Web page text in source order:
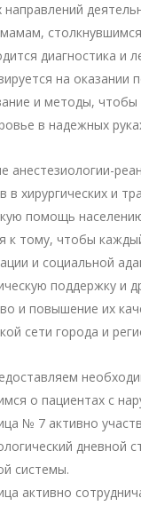
диагностика и
на
и методы, чтобы
в надежных
анестезиологии-
в хирургических и
помощь
к тому, чтобы
и социальной
поддержку и
и повышение их
сети города и
о пациентах с
№ 7 активно
дневной
системы.
активно